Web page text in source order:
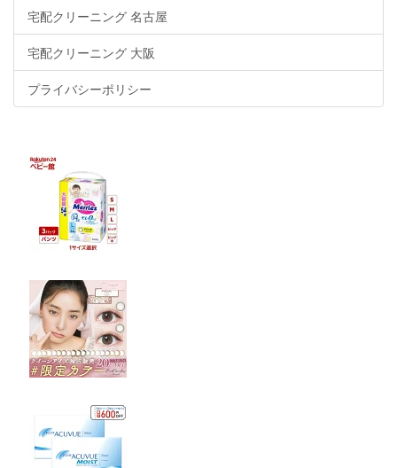
宅配クリーニング 名古屋
宅配クリーニング 大阪
プライバシーポリシー